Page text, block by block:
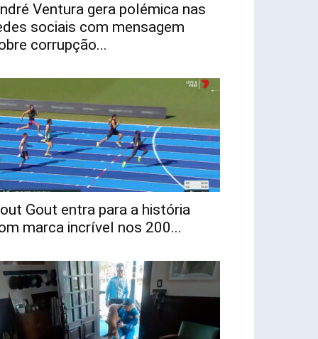
Ventura gera polémica nas
sociais com mensagem
corrupção...
Gout entra para a história
marca incrível nos 200...